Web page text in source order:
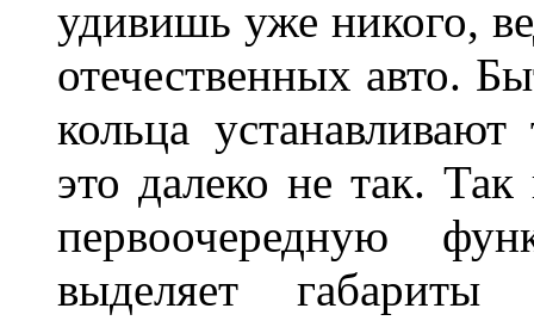
удивишь уже никого,
отечественных авто.
кольца
это далеко не так. Так
первоочередную
выделяет